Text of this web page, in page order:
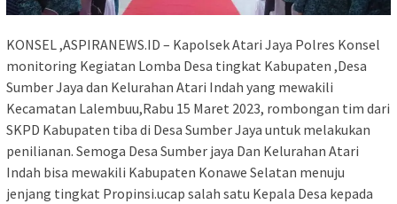
KONSEL ,ASPIRANEWS.ID – Kapolsek Atari Jaya Polres Konsel
monitoring Kegiatan Lomba Desa tingkat Kabupaten ,Desa
Sumber Jaya dan Kelurahan Atari Indah yang mewakili
Kecamatan Lalembuu,Rabu 15 Maret 2023, rombongan tim dari
SKPD Kabupaten tiba di Desa Sumber Jaya untuk melakukan
penilianan. Semoga Desa Sumber jaya Dan Kelurahan Atari
Indah bisa mewakili Kabupaten Konawe Selatan menuju
jenjang tingkat Propinsi.ucap salah satu Kepala Desa kepada